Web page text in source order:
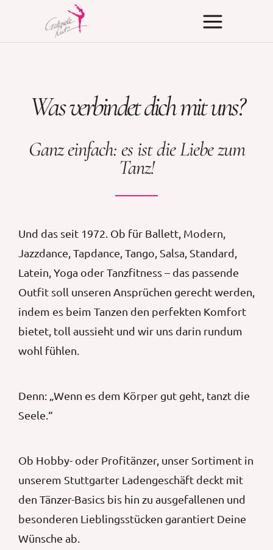
Was verbindet dich mit uns?
Ganz einfach: es ist die Liebe zum
Tanz!
Und das seit 1972. Ob für Ballett, Modern,
Jazzdance, Tapdance, Tango, Salsa, Standard,
Latein, Yoga oder Tanzfitness – das passende
Outfit soll unseren Ansprüchen gerecht werden,
indem es beim Tanzen den perfekten Komfort
bietet, toll aussieht und wir uns darin rundum
wohl fühlen.
Denn: „Wenn es dem Körper gut geht, tanzt die
Seele.“
Ob Hobby- oder Profitänzer, unser Sortiment in
unserem Stuttgarter Ladengeschäft deckt mit
den Tänzer-Basics bis hin zu ausgefallenen und
besonderen Lieblingsstücken garantiert Deine
Wünsche ab.